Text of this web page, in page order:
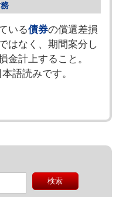
いる債券の償還差損
はなく、期間案分し
金計上すること。
語読みです。